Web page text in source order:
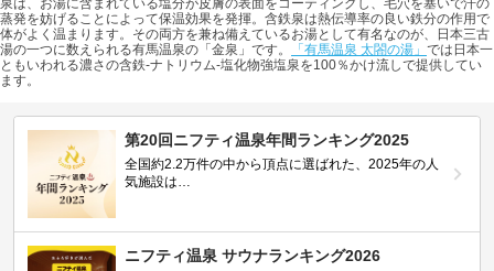
泉は、お湯に含まれている塩分が皮膚の表面をコーティングし、毛穴を塞いで汗の
蒸発を妨げることによって保温効果を発揮。含鉄泉は熱伝導率の良い鉄分の作用で
体がよく温まります。その両方を兼ね備えているお湯として有名なのが、日本三古
湯の一つに数えられる有馬温泉の「金泉」です。
「有馬温泉 太閤の湯」 では日本一
ともいわれる濃さの含鉄-ナトリウム-塩化物強塩泉を100％かけ流しで提供してい
ます。
第20回ニフティ温泉年間ランキング2025
全国約2.2万件の中から頂点に選ばれた、2025年の人
気施設は…
ニフティ温泉 サウナランキング2026